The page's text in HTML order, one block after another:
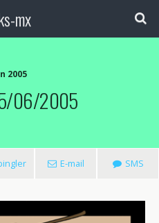
mx
2005
06/2005
E-mail SMS